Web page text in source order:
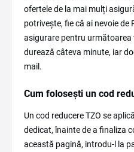
ofertele de la mai mulți
potrivește, fie că ai nevoie de
asigurare pentru următoarea
durează câteva minute, iar
mail.
Cum folosești un cod
Un cod reducere TZO se
dedicat, înainte de a finaliza
această pagină, introdu-l la